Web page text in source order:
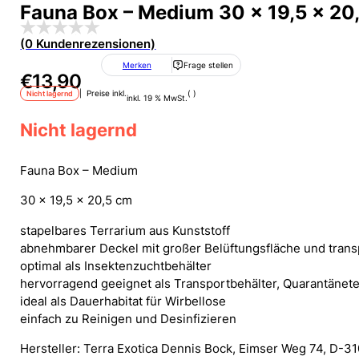
Fauna Box – Medium 30 x 19,5 x
(0 Kundenrezensionen)
€13,90
Merken Frage stellen
Nicht lagernd | Preise inkl.inkl. 19 % MwSt.( )
Nicht lagernd
Fauna Box – Medium
30 x 19,5 x 20,5 cm
stapelbares Terrarium aus Kunststoff
abnehmbarer Deckel mit großer Belüftungsfläche und
optimal als Insektenzuchtbehälter
hervorragend geeignet als Transportbehälter,
ideal als Dauerhabitat für Wirbellose
einfach zu Reinigen und Desinfizieren
Hersteller: Terra Exotica Dennis Bock, Eimser Weg 74, D-